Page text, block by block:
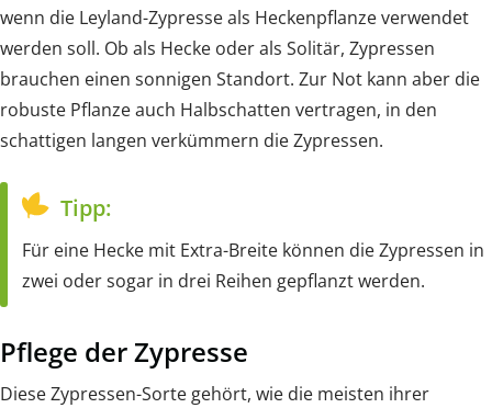
wenn die Leyland-Zypresse als Heckenpflanze verwendet
werden soll. Ob als Hecke oder als Solitär, Zypressen
brauchen einen sonnigen Standort. Zur Not kann aber die
robuste Pflanze auch Halbschatten vertragen, in den
schattigen langen verkümmern die Zypressen.
Tipp:
Für eine Hecke mit Extra-Breite können die Zypressen in
zwei oder sogar in drei Reihen gepflanzt werden.
Pflege der Zypresse
Diese Zypressen-Sorte gehört, wie die meisten ihrer